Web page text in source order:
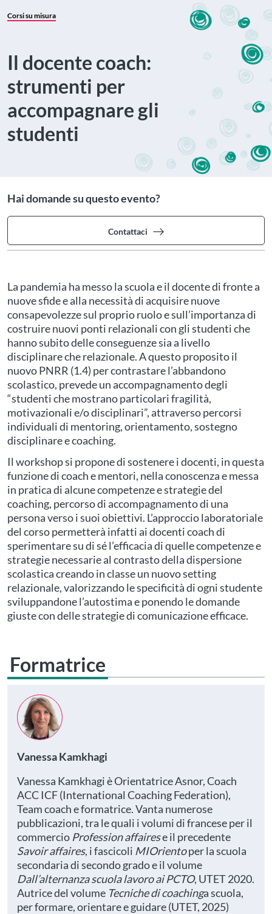
Corsi su misura
Il docente coach:
strumenti per
accompagnare gli
studenti
Hai domande su questo evento?
Contattaci
La pandemia ha messo la scuola e il docente di fronte a
nuove sfide e alla necessità di acquisire nuove
consapevolezze sul proprio ruolo e sull’importanza di
costruire nuovi ponti relazionali con gli studenti che
hanno subito delle conseguenze sia a livello
disciplinare che relazionale. A questo proposito il
nuovo PNRR (1.4) per contrastare l’abbandono
scolastico, prevede un accompagnamento degli
“studenti che mostrano particolari fragilità,
motivazionali e/o disciplinari”, attraverso percorsi
individuali di mentoring, orientamento, sostegno
disciplinare e coaching.
Il workshop si propone di sostenere i docenti, in questa
funzione di coach e mentori, nella conoscenza e messa
in pratica di alcune competenze e strategie del
coaching, percorso di accompagnamento di una
persona verso i suoi obiettivi. L’approccio laboratoriale
del corso permetterà infatti ai docenti coach di
sperimentare su di sé l’efficacia di quelle competenze e
strategie necessarie al contrasto della dispersione
scolastica creando in classe un nuovo setting
relazionale, valorizzando le specificità di ogni studente
sviluppandone l’autostima e ponendo le domande
giuste con delle strategie di comunicazione efficace.
Formatrice
Vanessa Kamkhagi
Vanessa Kamkhagi è Orientatrice Asnor, Coach
ACC ICF (International Coaching Federation),
Team coach e formatrice. Vanta numerose
pubblicazioni, tra le quali i volumi di francese per il
commercio Profession affairese il precedente
Savoiraffaires, i fascicoli MIOrientoper la scuola
secondaria di secondo grado e il volume
Dall’alternanza scuola lavoro ai PCTO, UTET 2020.
Autrice del volume Tecniche di coachinga scuola,
per formare, orientare e guidare (UTET, 2025)